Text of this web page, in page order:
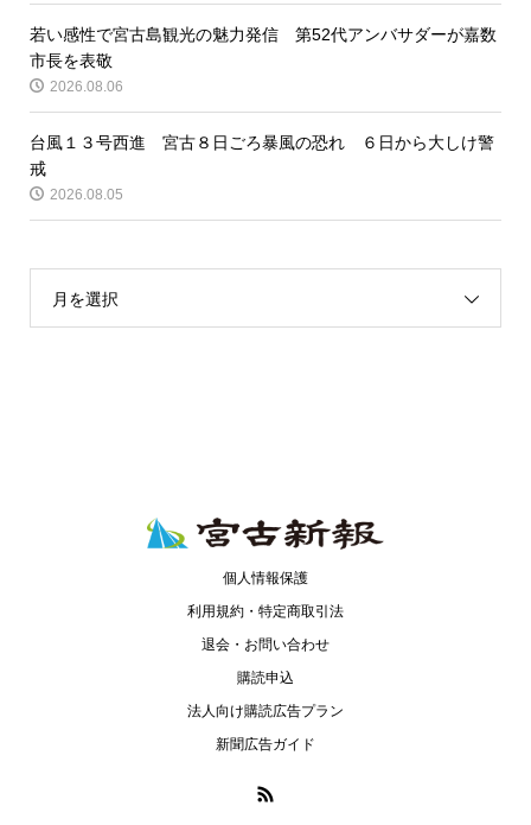
若い感性で宮古島観光の魅力発信 第52代アンバサダーが嘉数
市長を表敬
2026.08.06
台風１３号西進 宮古８日ごろ暴風の恐れ ６日から大しけ警
戒
2026.08.05
月を選択
個人情報保護
利用規約・特定商取引法
退会・お問い合わせ
購読申込
法人向け購読広告プラン
新聞広告ガイド